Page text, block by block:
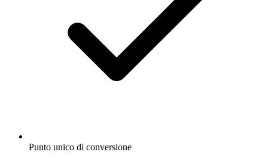
Punto unico di conversione